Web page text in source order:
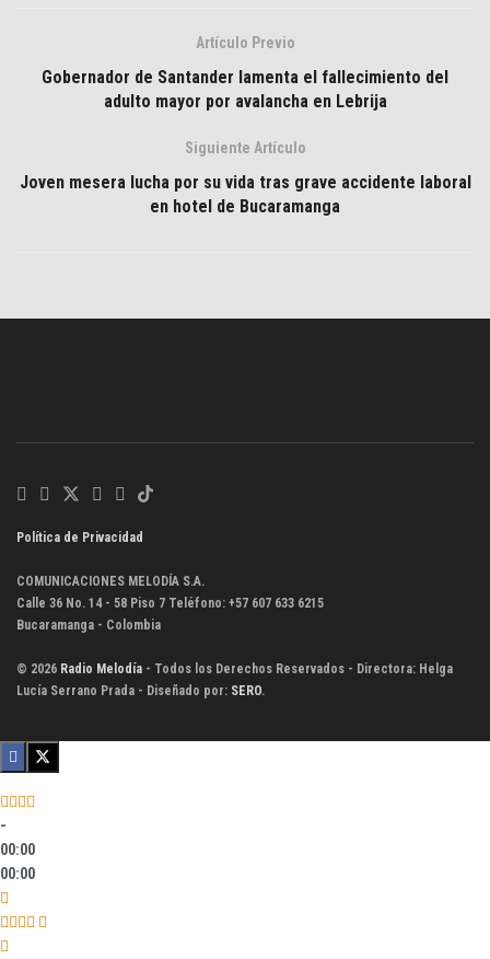
Artículo Previo
Gobernador de Santander lamenta el fallecimiento del
adulto mayor por avalancha en Lebrija
Siguiente Artículo
Joven mesera lucha por su vida tras grave accidente laboral
en hotel de Bucaramanga
Política de Privacidad
COMUNICACIONES MELODÍA S.A.
Calle 36 No. 14 - 58 Piso 7 Teléfono: +57 607 633 6215
Bucaramanga - Colombia
© 2026 Radio Melodía - Todos los Derechos Reservados - Directora: Helga
Lucía Serrano Prada - Diseñado por: SERO.
-
00:00
00:00